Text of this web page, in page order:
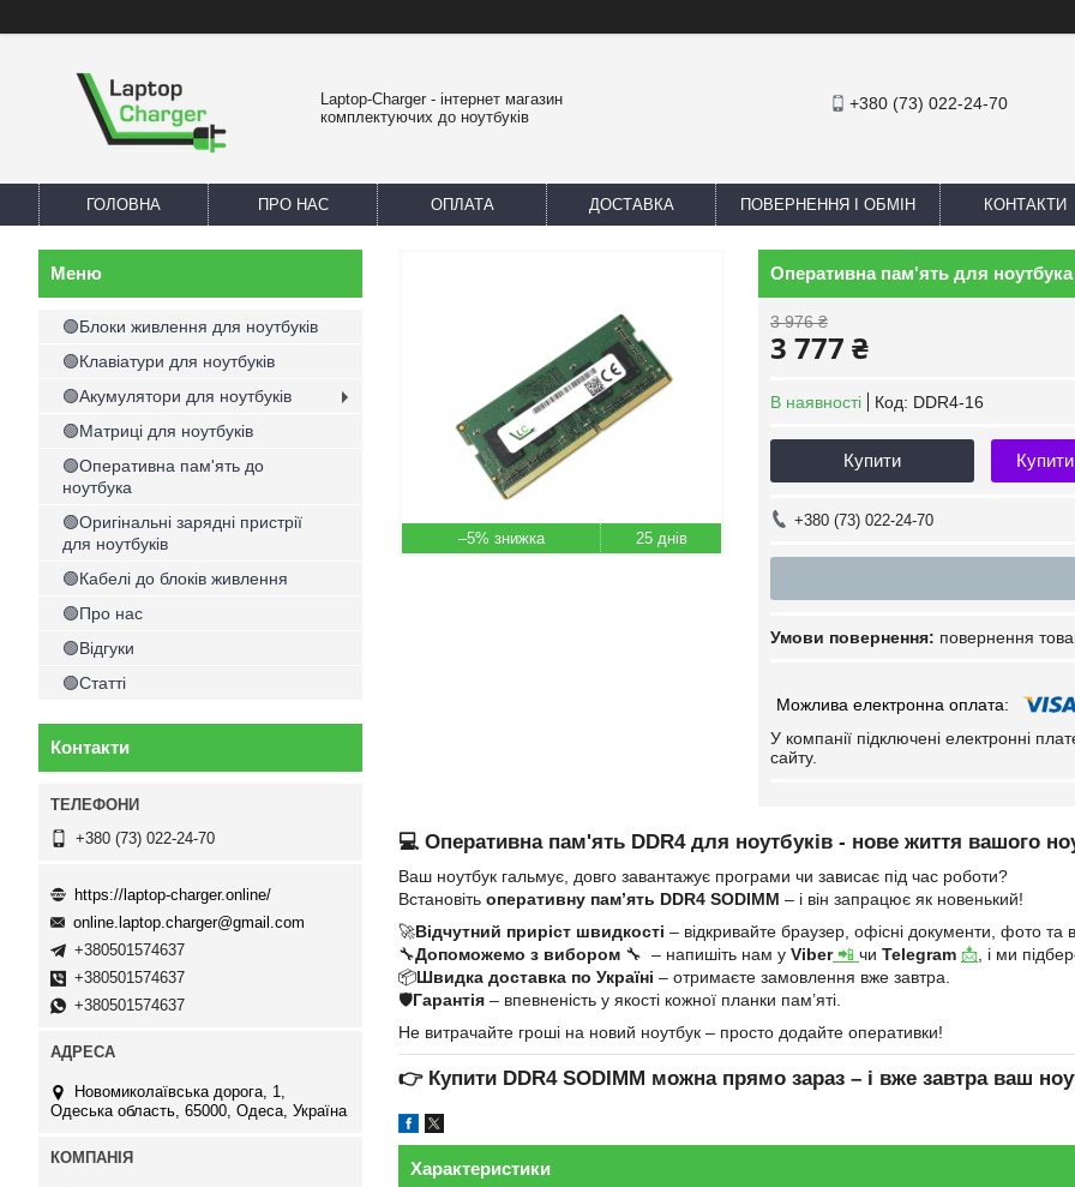
Laptop-Charger - інтернет магазин
комплектуючих до ноутбуків
+380 (73) 022-24-70
ГОЛОВНА ПРО НАС ОПЛАТА ДОСТАВКА ПОВЕРНЕННЯ І ОБМІН КОНТАКТИ
–5% 25 днів
Оперативна пам'ять для
3 976 ₴
3 777 ₴
В наявності Код: DDR4-16
Купити
+380 (73) 022-24-70
повернення
У компанії підключені електронні
сайту.
💻 Оперативна пам'ять DDR4 для ноутбуків - нове життя вашого
Ваш ноутбук гальмує, довго завантажує програми чи зависає під час роботи?
Встановіть оперативну пам’ять DDR4 SODIMM – і він запрацює як новенький!
🚀Відчутний приріст швидкості – відкривайте браузер, офісні документи, фото та
🔧Допоможемо з вибором 🔧 – напишіть нам у Viber📲 чи Telegram 📩 , і ми
📦Швидка доставка по Україні – отримаєте замовлення вже завтра.
🛡Гарантія – впевненість у якості кожної планки пам’яті.
Не витрачайте гроші на новий ноутбук – просто додайте оперативки!
👉 Купити DDR4 SODIMM можна прямо зараз – і вже завтра ваш
Характеристики
🟢Блоки живлення для ноутбуків
🟢Клавіатури для ноутбуків
🟢Акумулятори для ноутбуків
🟢Матриці для ноутбуків
🟢Оперативна пам'ять до
ноутбука
🟢Оригінальні зарядні пристрії
для ноутбуків
🟢Кабелі до блоків живлення
🟢Про нас
🟢Відгуки
🟢Статті
Контакти
+380 (73) 022-24-70
https://laptop-charger.online/
online.laptop.charger@gmail.com
+380501574637
+380501574637
+380501574637
Новомиколаївська дорога, 1,
Одеська область, 65000, Одеса, Україна